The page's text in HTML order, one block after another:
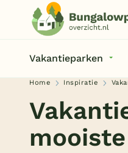
Vakantieparken
Home Inspiratie